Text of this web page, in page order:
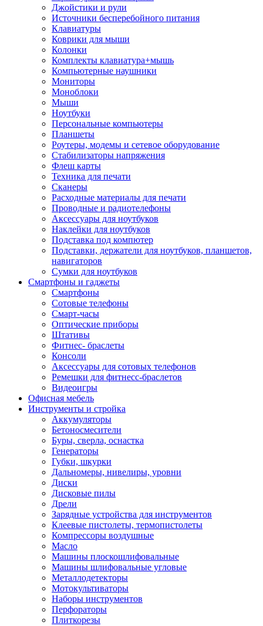
Джойстики и рули
Источники бесперебойного питания
Клавиатуры
Коврики для мыши
Колонки
Комплекты клавиатура+мышь
Компьютерные наушники
Мониторы
Моноблоки
Мыши
Ноутбуки
Персональные компьютеры
Планшеты
Роутеры, модемы и сетевое оборудование
Стабилизаторы напряжения
Флеш карты
Техника для печати
Сканеры
Расходные материалы для печати
Проводные и радиотелефоны
Аксессуары для ноутбуков
Наклейки для ноутбуков
Подставка под компютер
Подставки, держатели для ноутбуков, планшетов,
навигаторов
Сумки для ноутбуков
Смартфоны и гаджеты
Смартфоны
Сотовые телефоны
Смарт-часы
Оптические приборы
Штативы
Фитнес- браслеты
Консоли
Аксессуары для сотовых телефонов
Ремешки для фитнесс-браслетов
Видеоигры
Офисная мебель
Инструменты и стройка
Аккумуляторы
Бетоносмесители
Буры, сверла, оснастка
Генераторы
Губки, шкурки
Дальномеры, нивелиры, уровни
Диски
Дисковые пилы
Дрели
Зарядные устройства для инструментов
Клеевые пистолеты, термопистолеты
Компрессоры воздушные
Масло
Машины плоскошлифовальные
Машины шлифовальные угловые
Металлодетекторы
Мотокультиваторы
Наборы инструментов
Перфораторы
Плиткорезы